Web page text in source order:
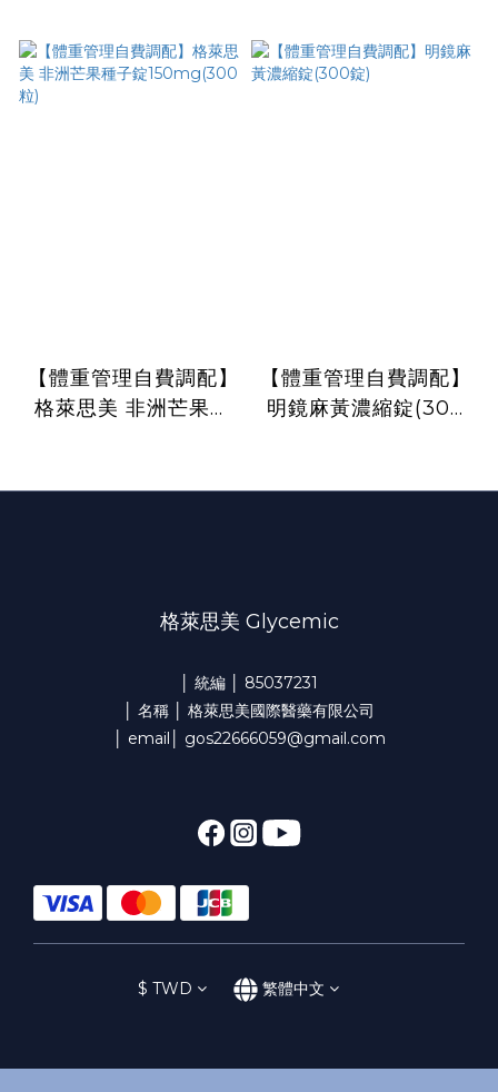
【體重管理自費調配】
格萊思美 非洲芒果種
【體重管理自費調配】
明鏡麻黃濃縮錠(300
格萊思美 Glycemic
│ 統編 │ 85037231
│ 名稱 │ 格萊思美國際醫藥有限公司
│ email│ gos22666059@gmail.com
$ TWD 繁體中文